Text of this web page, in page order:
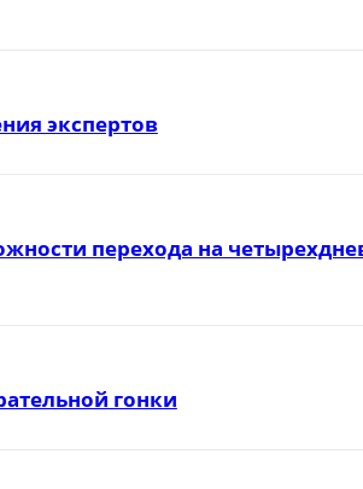
экспертов
перехода на
гонки